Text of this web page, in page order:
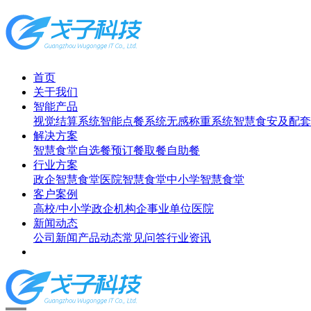
首页
关于我们
智能产品
视觉结算系统智能点餐系统无感称重系统智慧食安及配
解决方案
智慧食堂自选餐预订餐取餐自助餐
行业方案
政企智慧食堂医院智慧食堂中小学智慧食堂
客户案例
高校/中小学政企机构企事业单位医院
新闻动态
公司新闻产品动态常见问答行业资讯